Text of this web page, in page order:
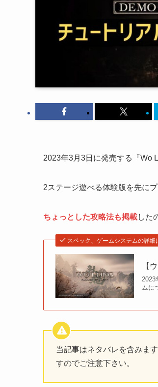
2023年3月3日に発売する『Wo
2ステージ遊べる体験版を先に
ちょっとした攻略法も掲載した
スペック、ゲームシステムの詳細
【
2023
ムに
当記事はネタバレを含みま
すのでご注意下さい。